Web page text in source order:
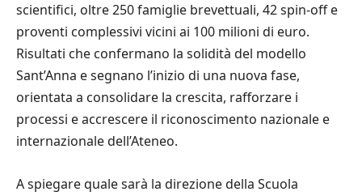
scientifici, oltre 250 famiglie brevettuali, 42 spin-off e
proventi complessivi vicini ai 100 milioni di euro.
Risultati che confermano la solidità del modello
Sant’Anna e segnano l’inizio di una nuova fase,
orientata a consolidare la crescita, rafforzare i
processi e accrescere il riconoscimento nazionale e
internazionale dell’Ateneo.
A spiegare quale sarà la direzione della Scuola